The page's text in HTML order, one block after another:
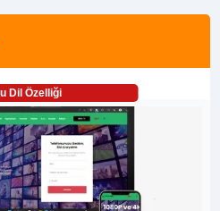
Dil Özelliği